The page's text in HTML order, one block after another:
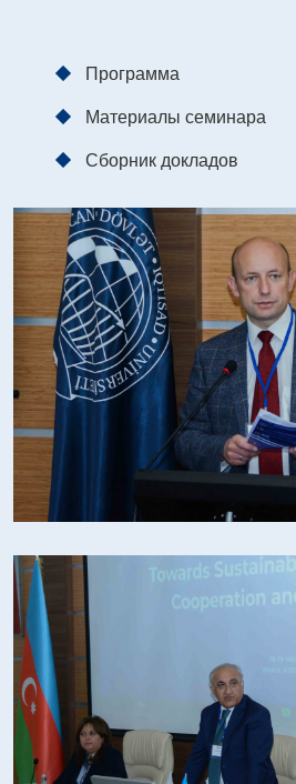
Программа
Материалы семинара
Сборник докладов